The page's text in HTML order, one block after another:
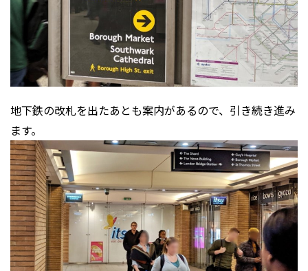
地下鉄の改札を出たあとも案内があるので、引き続き進み
ます。